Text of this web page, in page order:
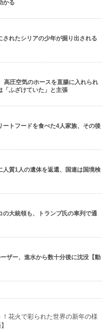
かる
されたシリアの少年が掘り出される
高圧空気のホースを直腸に入れられ
「ふざけていた」と主張
ートフードを食べた4人家族、その後
人質1人の遺体を返還、国連は国境検
の大統領も、トランプ氏の車列で通
ザー、進水から数十分後に沈没【動
花火で彩られた世界の新年の様